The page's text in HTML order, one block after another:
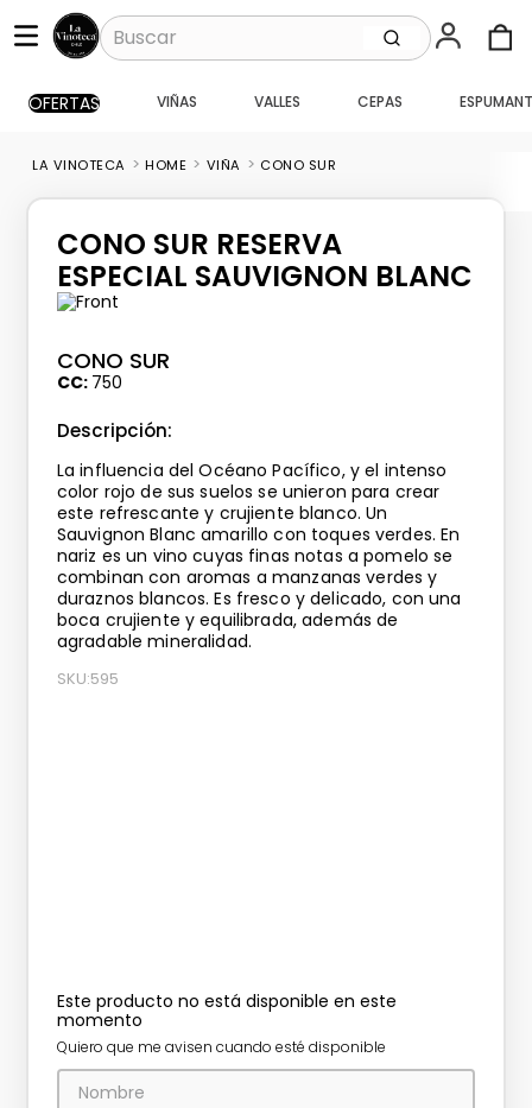
Buscar
OFERTAS VIÑAS VALLES CEPAS
HOME VIÑA CONO SUR
CONO SUR
CC 750
Descripción:
La influencia del Océano Pacífico, y el intenso
color rojo de sus suelos se unieron para crear
este refrescante y crujiente blanco. Un
Sauvignon Blanc amarillo con toques verdes. En
nariz es un vino cuyas finas notas a pomelo se
combinan con aromas a manzanas verdes y
duraznos blancos. Es fresco y delicado, con una
boca crujiente y equilibrada, además de
agradable mineralidad.
SKU:595
CONO SUR RESERVA
ESPECIAL SAUVIGNON BLANC
Este producto no está disponible en este
momento
Quiero que me avisen cuando esté disponible
TÉRMINOS MÁS BUSCADOS
carmenere
santa ema
pisco
montes
bouchon
. reserva